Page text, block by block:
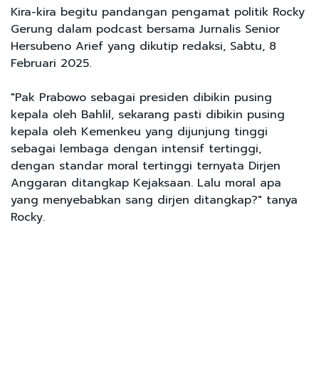
Kira-kira begitu pandangan pengamat politik Rocky
Gerung dalam podcast bersama Jurnalis Senior
Hersubeno Arief yang dikutip redaksi, Sabtu, 8
Februari 2025.
"Pak Prabowo sebagai presiden dibikin pusing
kepala oleh Bahlil, sekarang pasti dibikin pusing
kepala oleh Kemenkeu yang dijunjung tinggi
sebagai lembaga dengan intensif tertinggi,
dengan standar moral tertinggi ternyata Dirjen
Anggaran ditangkap Kejaksaan. Lalu moral apa
yang menyebabkan sang dirjen ditangkap?" tanya
Rocky.